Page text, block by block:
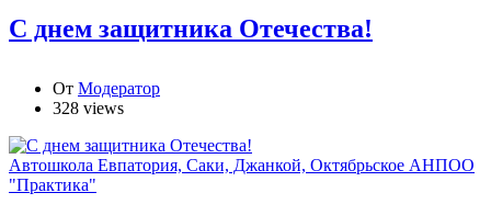
С днем защитника Отечества!
От Модератор
328 views
Автошкола Евпатория, Саки, Джанкой, Октябрьское АНПОО
"Практика"